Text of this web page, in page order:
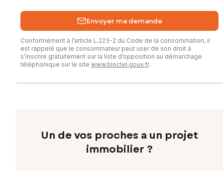
Envoyer ma demande
Conformément à l’article L.223-2 du Code de la consommation, il
est rappelé que le consommateur peut user de son droit à
s’inscrire gratuitement sur la liste d’opposition au démarchage
téléphonique sur le site www.bloctel.gouv.fr.
Un de vos proches a un projet
immobilier ?